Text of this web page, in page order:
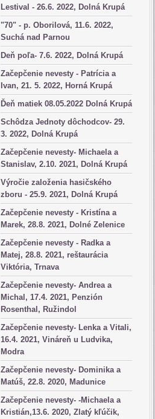
Lestival - 26.6. 2022, Dolná Krupá
"70" - p. Oborilová, 11.6. 2022,
Suchá nad Parnou
Deň poľa- 7.6. 2022, Dolná Krupá
Začepčenie nevesty - Patrícia a
Ivan, 21. 5. 2022, Horná Krupá
Ďeň matiek 08.05.2022 Dolná Krupá
Schôdza Jednoty dôchodcov- 29.
3. 2022, Dolná Krupá
Začepčenie nevesty- Michaela a
Stanislav, 2.10. 2021, Dolná Krupá
Výročie založenia hasičského
zboru - 25.9. 2021, Dolná Krupá
Začepčenie nevesty - Kristína a
Marek, 28.8. 2021, Dolné Zelenice
Začepčenie nevesty - Radka a
Matej, 28.8. 2021, reštaurácia
Viktória, Trnava
Začepčenie nevesty- Andrea a
Michal, 17.4. 2021, Penzión
Rosenthal, Ružindol
Začepčenie nevesty- Lenka a Vitali,
16.4. 2021, Vináreň u Ludvika,
Modra
Začepčenie nevesty- Dominika a
Matúš, 22.8. 2020, Madunice
Začepčenie nevesty- -Michaela a
Kristián,13.6. 2020, Zlatý kľúčik,